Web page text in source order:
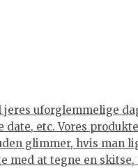
uforglemmelige
etc. Vores
glimmer, hvis man
at tegne en